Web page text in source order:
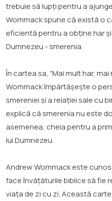
trebuie să lupți pentru a
Wommack spune că există o
eficientă pentru a obține har
Dumnezeu - smerenia.
În cartea sa, "Mai mult har,
Wommack împărtășește o
smereniei și a relației sale cu
explică că smerenia nu este
asemenea, cheia pentru a
lui Dumnezeu.
Andrew Wommack este
face învățăturile biblice să fie
viața de zi cu zi. Această